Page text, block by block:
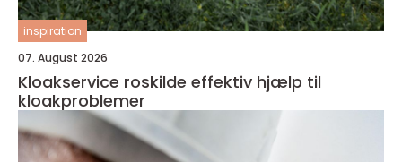
inspiration
07. August 2026
Kloakservice roskilde effektiv hjælp til
kloakproblemer